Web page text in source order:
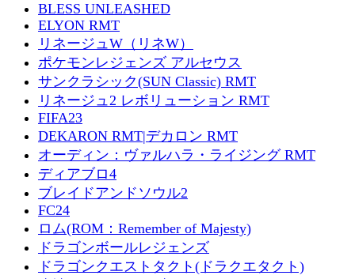
BLESS UNLEASHED
ELYON RMT
リネージュW（リネW）
ポケモンレジェンズ アルセウス
サンクラシック(SUN Classic) RMT
リネージュ2 レボリューション RMT
FIFA23
DEKARON RMT|デカロン RMT
オーディン：ヴァルハラ・ライジング RMT
ディアブロ4
ブレイドアンドソウル2
FC24
ロム(ROM：Remember of Majesty)
ドラゴンボールレジェンズ
ドラゴンクエストタクト(ドラクエタクト)